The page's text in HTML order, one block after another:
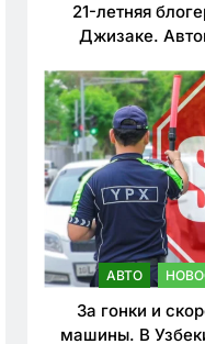
21-летняя
Джизаке.
АВТО
За гонки и
машины. В